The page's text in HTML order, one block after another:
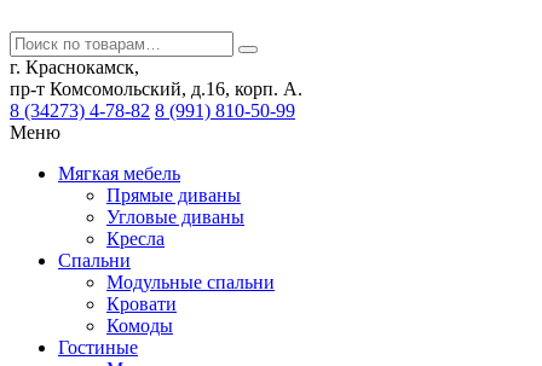
г. Краснокамск,
пр-т Комсомольский, д.16, корп. А.
8 (34273) 4-78-82 8 (991) 810-50-99
Меню
Мягкая мебель
Прямые диваны
Угловые диваны
Кресла
Спальни
Модульные спальни
Кровати
Комоды
Гостиные